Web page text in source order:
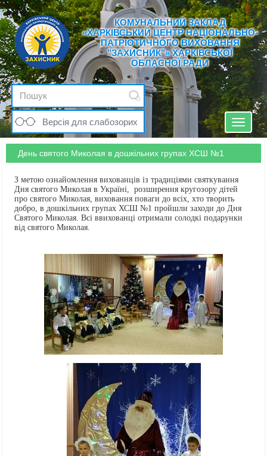
КОМУНАЛЬНИЙ ЗАКЛАД
«ХАРКІВСЬКИЙ ЦЕНТР НАЦІОНАЛЬНО-
ПАТРІОТИЧНОГО ВИХОВАННЯ
"ЗАХИСНИК"» ХАРКІВСЬКОЇ
ОБЛАСНОЇ РАДИ
Версія для слабозорих
Toggle
День святого Миколая в дошкільних групах ХСШ №1
З метою ознайомлення вихованців із традиціями святкування
Дня святого Миколая в Україні, розширення кругозору дітей
про святого Миколая, виховання поваги до всіх, хто творить
добро, в дошкільних групах ХСШ №1 пройшли заходи до Дня
Святого Миколая. Всі ввихованці отримали солодкі подарунки
від святого Миколая.